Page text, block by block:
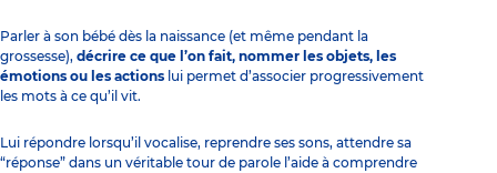
Parler à son bébé dès la naissance (et même pendant la
grossesse), décrire ce que l’on fait, nommer les objets, les
émotions ou les actions lui permet d’associer progressivement
les mots à ce qu’il vit.
Lui répondre lorsqu’il vocalise, reprendre ses sons, attendre sa
“réponse” dans un véritable tour de parole l’aide à comprendre